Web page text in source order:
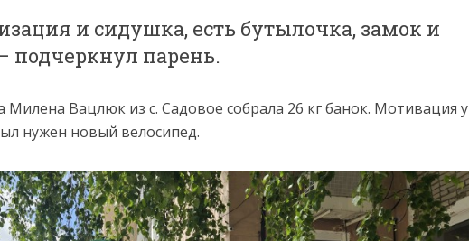
и сидушка, есть бутылочка, замок и
подчеркнул парень.
Милена Вацлюк из с. Садовое собрала 26 кг банок. Мотивация у
нужен новый велосипед.